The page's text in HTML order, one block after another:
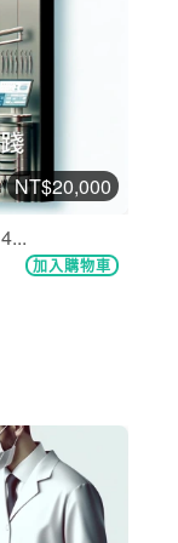
NT$20,000
加入購物車